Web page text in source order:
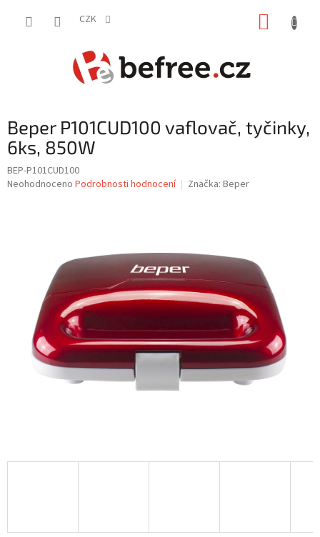
CZK
Beper P101CUD100 vaflovač, tyčinky,
6ks, 850W
BEP-P101CUD100
Průměrné
hvězdiček.
Neohodnoceno Podrobnosti hodnocení Značka: Beper